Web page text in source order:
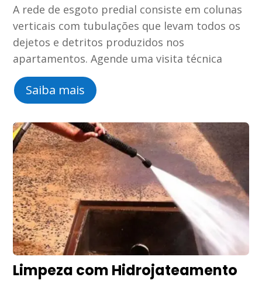
A rede de esgoto predial consiste em colunas
verticais com tubulações que levam todos os
dejetos e detritos produzidos nos
apartamentos. Agende uma visita técnica
Saiba mais
Limpeza com Hidrojateamento